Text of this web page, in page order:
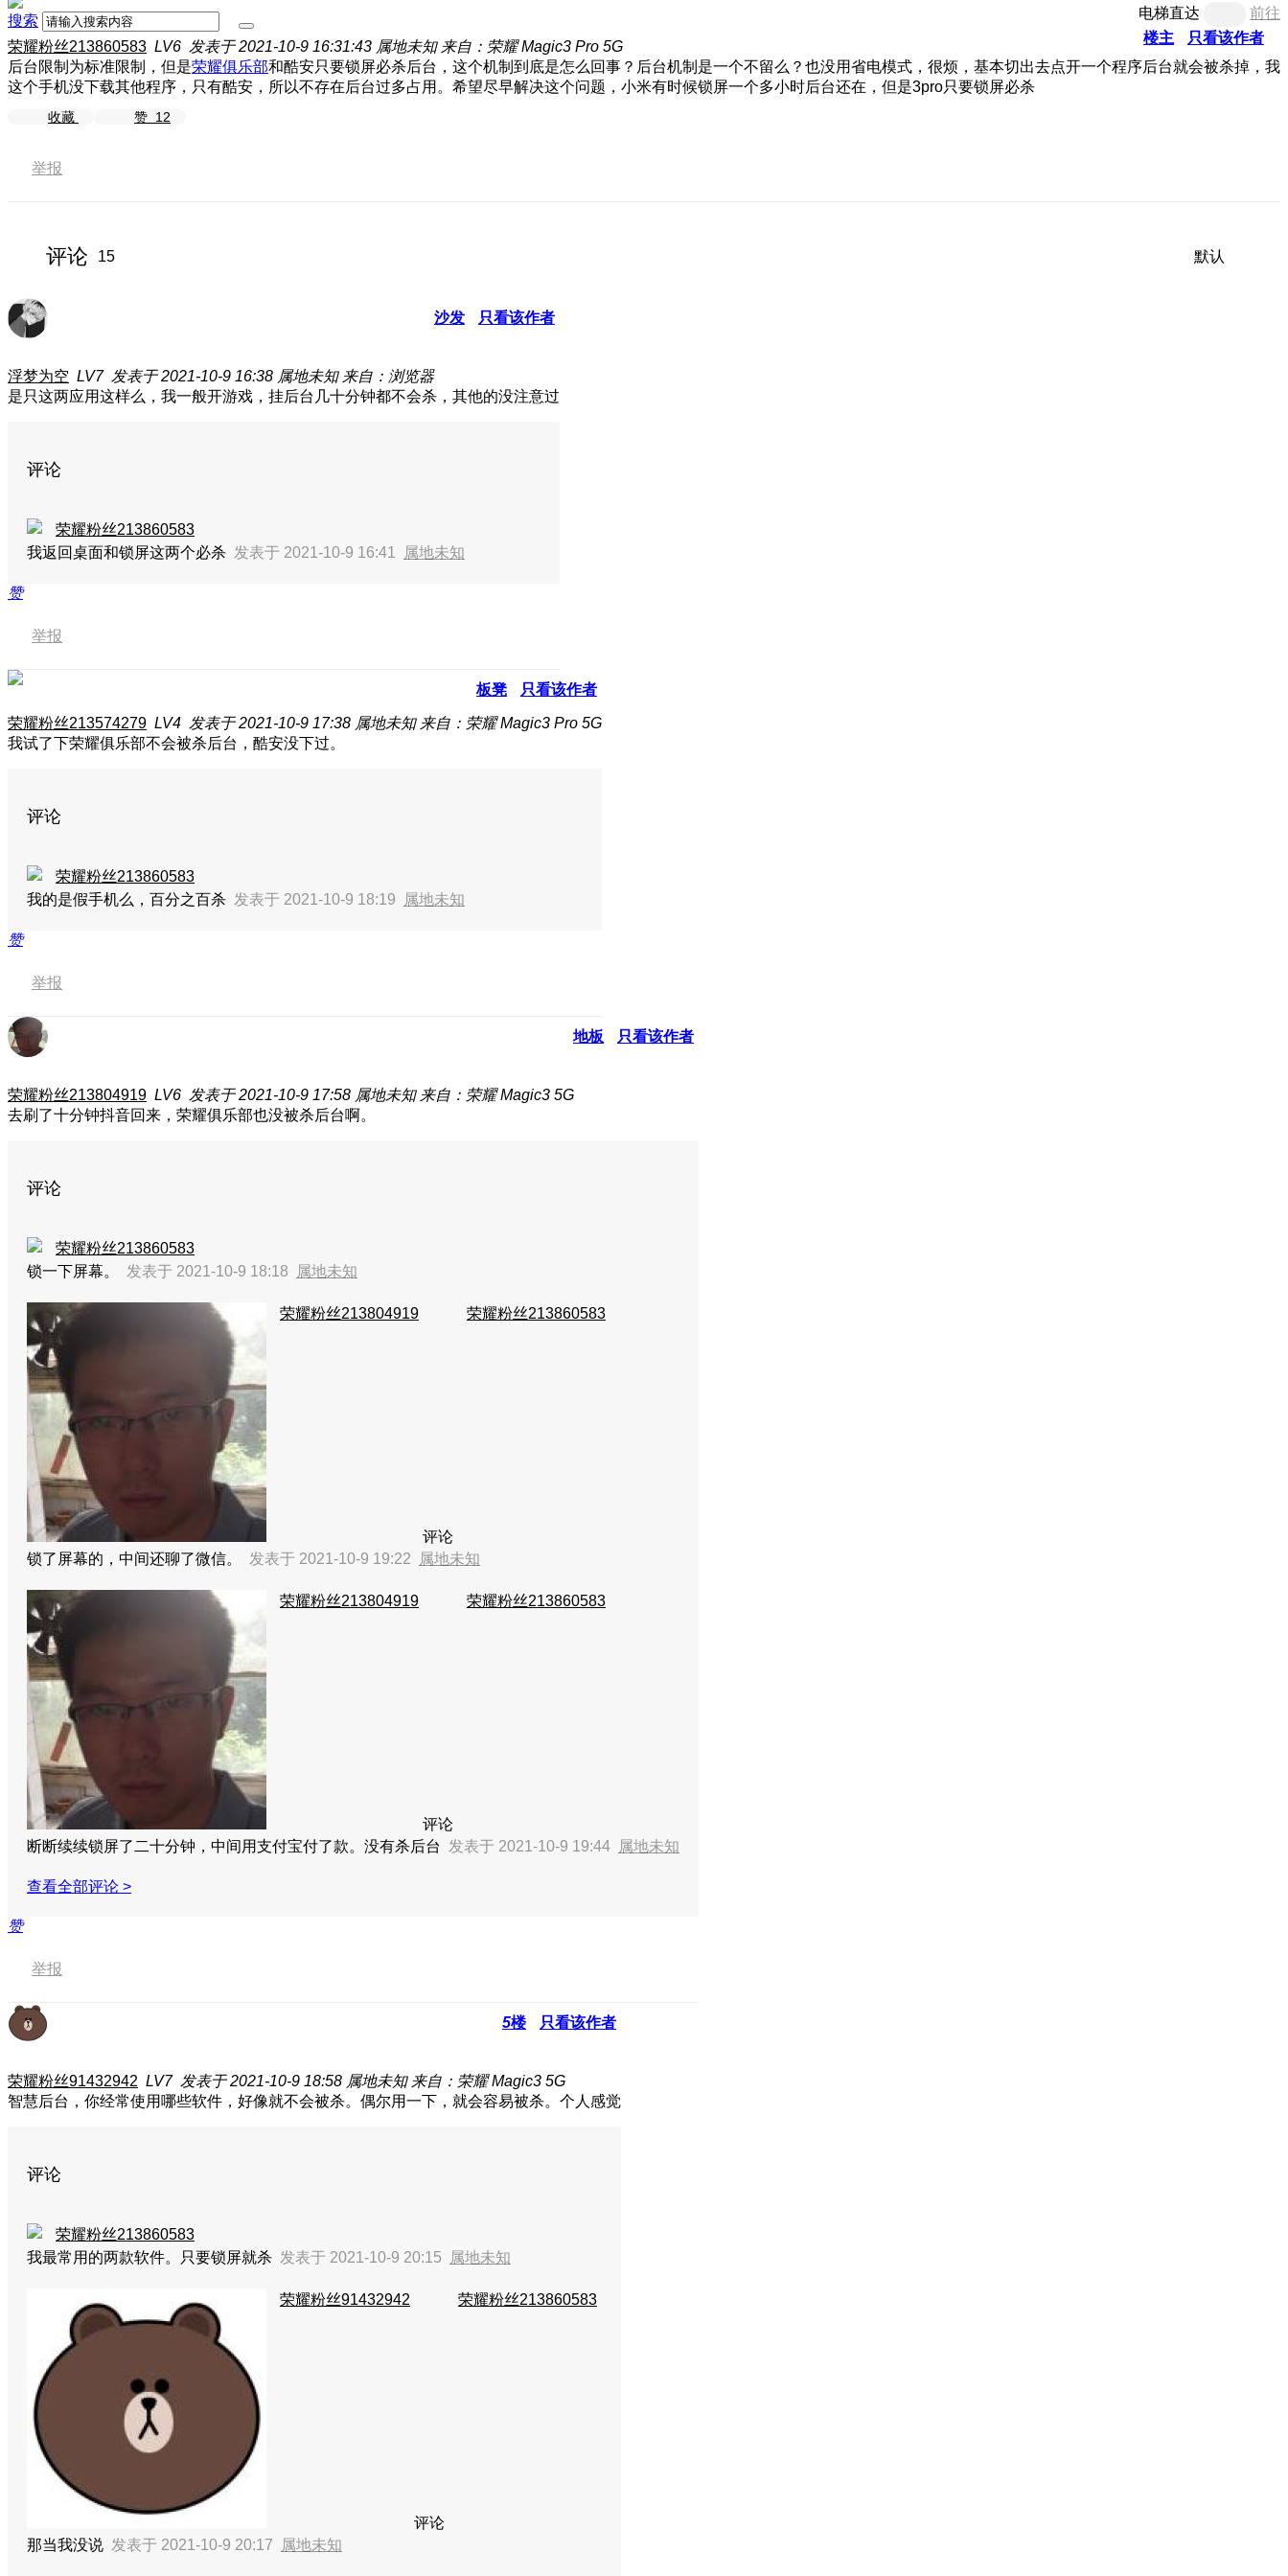
搜索 电梯直达
前往
楼主
只看该作者
荣耀粉丝213860583 LV6 发表于 2021-10-9 16:31:43 属地未知 来自：荣耀 Magic3 Pro 5G
后台限制为标准限制，但是荣耀俱乐部和酷安只要锁屏必杀后台，这个机制到底是怎么回事？后台机制是一个不留么？也没用省电模式，很烦，基本切出去点开一个程序后台就会被杀掉，我
这个手机没下载其他程序，只有酷安，所以不存在后台过多占用。希望尽早解决这个问题，小米有时候锁屏一个多小时后台还在，但是3pro只要锁屏必杀
收藏 赞 12
举报
评论 15 默认
沙发 只看该作者
浮梦为空 LV7 发表于 2021-10-9 16:38 属地未知 来自：浏览器
是只这两应用这样么，我一般开游戏，挂后台几十分钟都不会杀，其他的没注意过
评论
荣耀粉丝213860583
我返回桌面和锁屏这两个必杀 发表于 2021-10-9 16:41 属地未知
赞
举报
板凳 只看该作者
荣耀粉丝213574279 LV4 发表于 2021-10-9 17:38 属地未知 来自：荣耀 Magic3 Pro 5G
我试了下荣耀俱乐部不会被杀后台，酷安没下过。
评论
荣耀粉丝213860583
我的是假手机么，百分之百杀 发表于 2021-10-9 18:19 属地未知
赞
举报
地板 只看该作者
荣耀粉丝213804919 LV6 发表于 2021-10-9 17:58 属地未知 来自：荣耀 Magic3 5G
去刷了十分钟抖音回来，荣耀俱乐部也没被杀后台啊。
评论
荣耀粉丝213860583
锁一下屏幕。 发表于 2021-10-9 18:18 属地未知
荣耀粉丝213804919
评论
荣耀粉丝213860583
锁了屏幕的，中间还聊了微信。 发表于 2021-10-9 19:22 属地未知
荣耀粉丝213804919
评论
荣耀粉丝213860583
断断续续锁屏了二十分钟，中间用支付宝付了款。没有杀后台 发表于 2021-10-9 19:44 属地未知
查看全部评论 >
赞
举报
5楼 只看该作者
荣耀粉丝91432942 LV7 发表于 2021-10-9 18:58 属地未知 来自：荣耀 Magic3 5G
智慧后台，你经常使用哪些软件，好像就不会被杀。偶尔用一下，就会容易被杀。个人感觉
评论
荣耀粉丝213860583
我最常用的两款软件。只要锁屏就杀 发表于 2021-10-9 20:15 属地未知
荣耀粉丝91432942
评论
荣耀粉丝213860583
那当我没说 发表于 2021-10-9 20:17 属地未知